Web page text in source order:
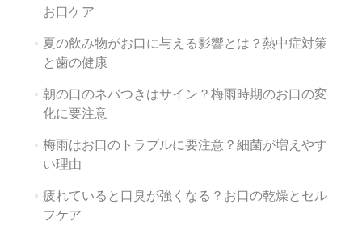
お口ケア
夏の飲み物がお口に与える影響とは？熱中症対策
と歯の健康
朝の口のネバつきはサイン？梅雨時期のお口の変
化に要注意
梅雨はお口のトラブルに要注意？細菌が増えやす
い理由
疲れていると口臭が強くなる？お口の乾燥とセル
フケア